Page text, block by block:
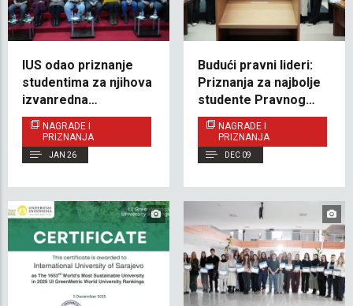
IUS odao priznanje
studentima za njihova
izvanredna
postignuća
NAGRADE I
PRIZNANJA
JAN 26
Budući pravni lideri:
Priznanja za najbolje
studente Pravnog
fakulteta
NAGRADE I
PRIZNANJA
DEC 09